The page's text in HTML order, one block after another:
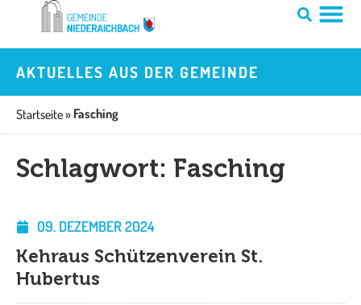
springen
AKTUELLES AUS DER GEMEINDE
Startseite» Fasching
Schlagwort: Fasching
09. DEZEMBER 2024
Kehraus Schützenverein St.
Hubertus